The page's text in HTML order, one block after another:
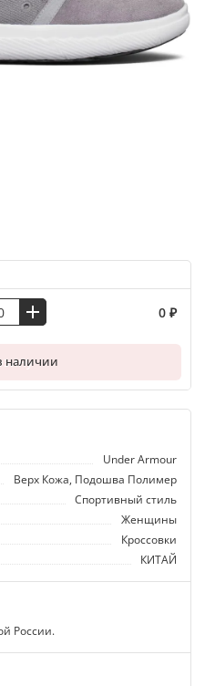
0 ₽
наличии
Under Armour
Верх Кожа, Подошва Полимер
Спортивный стиль
Женщины
Кроссовки
КИТАЙ
России.